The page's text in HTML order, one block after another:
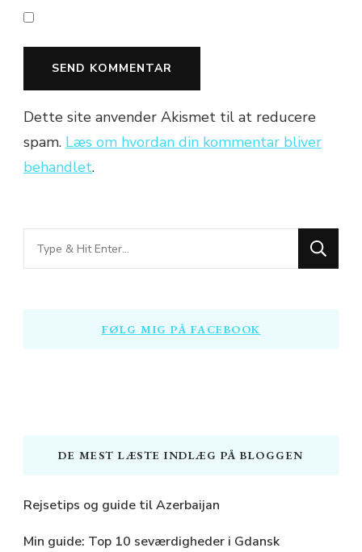
Dette site anvender Akismet til at reducere
spam. Læs om hvordan din kommentar bliver
behandlet.
Looking
for
FØLG MIG PÅ FACEBOOK
DE MEST LÆSTE INDLÆG PÅ BLOGGEN
Rejsetips og guide til Azerbaijan
Min guide: Top 10 seværdigheder i Gdansk